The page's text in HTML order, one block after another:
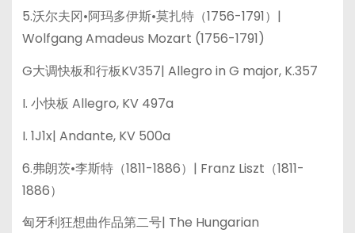
5.沃尔夫冈•阿玛多伊斯•莫扎特（1756-1791）|
Wolfgang Amadeus Mozart (1756-1791)
G大调快板和行板KV357| Allegro in G major, K.357
I. 小快板 Allegro, KV 497a
I. 1J1x| Andante, KV 500a
6.弗朗茨•李斯特（1811-1886）| Franz Liszt（1811-
1886）
匈牙利狂想曲作品第二号| The Hungarian